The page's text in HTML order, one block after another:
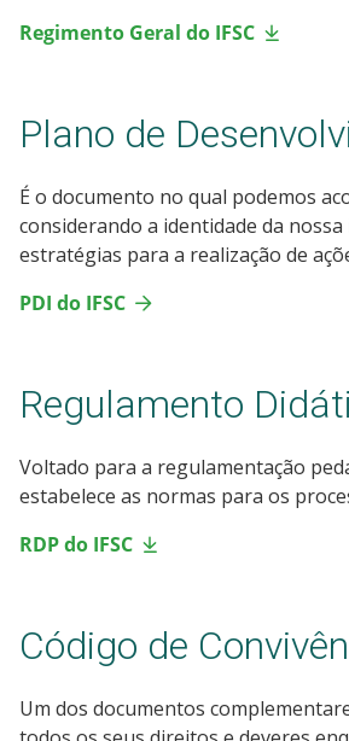
Regimento Geral do IFSC
Plano de
É o documento no qual podemos
considerando a identidade da
estratégias para a realização de
PDI do IFSC
Regulamento
Voltado para a regulamentação
estabelece as normas para os
RDP do IFSC
Código de
Um dos documentos